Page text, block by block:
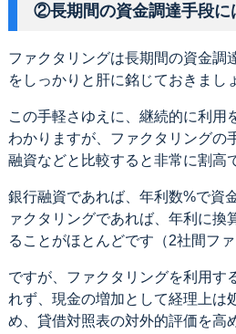
②長期間の資金調達手段に
ファクタリングは長期間の資金調
をしっかりと肝に銘じておきまし
この手軽さゆえに、継続的に利用
わかりますが、ファクタリングの
融資などと比較すると非常に割高
銀行融資であれば、年利数%で資
ァクタリングであれば、年利に換
ることがほとんどです（2社間フ
ですが、ファクタリングを利用す
れず、現金の増加として経理上は
め、貸借対照表の対外的評価を高